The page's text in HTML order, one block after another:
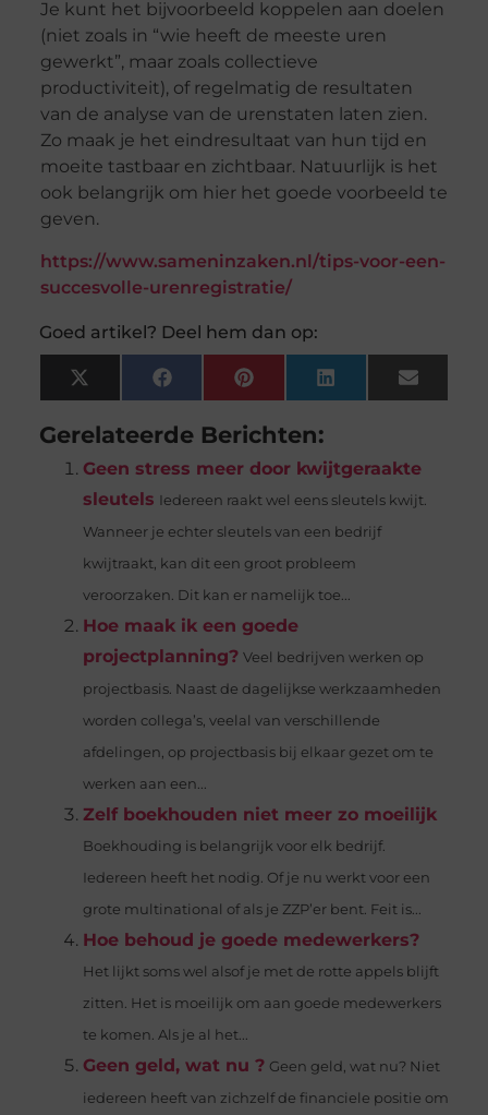
Je kunt het bijvoorbeeld koppelen aan doelen
(niet zoals in “wie heeft de meeste uren
gewerkt”, maar zoals collectieve
productiviteit), of regelmatig de resultaten
van de analyse van de urenstaten laten zien.
Zo maak je het eindresultaat van hun tijd en
moeite tastbaar en zichtbaar. Natuurlijk is het
ook belangrijk om hier het goede voorbeeld te
geven.
https://www.sameninzaken.nl/tips-voor-een-
succesvolle-urenregistratie/
Goed artikel? Deel hem dan op:
X
(Twitter)
FacebookPinterestLinkedInEmail
Gerelateerde Berichten:
Geen stress meer door kwijtgeraakte
sleutels Iedereen raakt wel eens sleutels kwijt.
Wanneer je echter sleutels van een bedrijf
kwijtraakt, kan dit een groot probleem
veroorzaken. Dit kan er namelijk toe...
Hoe maak ik een goede
projectplanning? Veel bedrijven werken op
projectbasis. Naast de dagelijkse werkzaamheden
worden collega’s, veelal van verschillende
afdelingen, op projectbasis bij elkaar gezet om te
werken aan een...
Zelf boekhouden niet meer zo moeilijk
Boekhouding is belangrijk voor elk bedrijf.
Iedereen heeft het nodig. Of je nu werkt voor een
grote multinational of als je ZZP’er bent. Feit is...
Hoe behoud je goede medewerkers?
Het lijkt soms wel alsof je met de rotte appels blijft
zitten. Het is moeilijk om aan goede medewerkers
te komen. Als je al het...
Geen geld, wat nu ? Geen geld, wat nu? Niet
iedereen heeft van zichzelf de financiele positie om